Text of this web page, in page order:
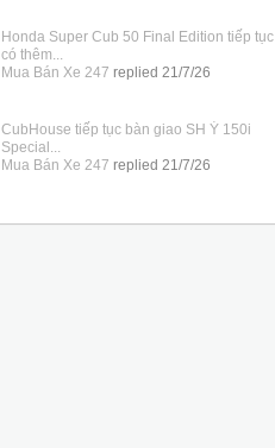
Honda Super Cub 50 Final Edition tiếp tục
có thêm...
Mua Bán Xe 247 replied 21/7/26
CubHouse tiếp tục bàn giao SH Ý 150i
Special...
Mua Bán Xe 247 replied 21/7/26